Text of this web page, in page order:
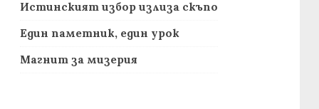
Истинският избор излиза скъпо
Един паметник, един урок
Магнит за мизерия